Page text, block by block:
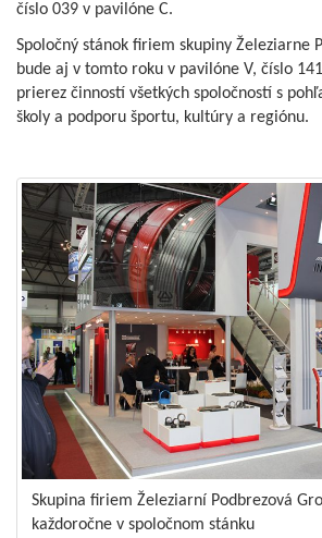
číslo 039 v pavilóne C.
Spoločný stánok firiem skupiny Železiarne
bude aj v tomto roku v pavilóne V, číslo
prierez činností všetkých spoločností s
školy a podporu športu, kultúry a regiónu.
Skupina firiem Železiarní Podbrezová
každoročne v spoločnom stánku